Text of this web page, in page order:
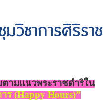
วิชาการศิริราช
ามแนวพระราชดำริใน
ร (Happy Hours)”